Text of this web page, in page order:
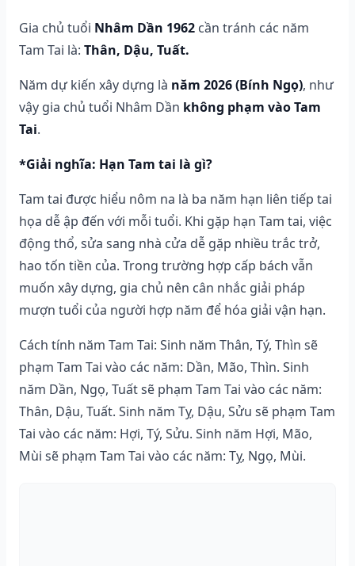
Gia chủ tuổi Nhâm Dần 1962 cần tránh các năm
Tam Tai là: Thân, Dậu, Tuất.
Năm dự kiến xây dựng là năm 2026 (Bính Ngọ), như
vậy gia chủ tuổi Nhâm Dần không phạm vào Tam
Tai.
*Giải nghĩa: Hạn Tam tai là gì?
Tam tai được hiểu nôm na là ba năm hạn liên tiếp tai
họa dễ ập đến với mỗi tuổi. Khi gặp hạn Tam tai, việc
động thổ, sửa sang nhà cửa dễ gặp nhiều trắc trở,
hao tốn tiền của. Trong trường hợp cấp bách vẫn
muốn xây dựng, gia chủ nên cân nhắc giải pháp
mượn tuổi của người hợp năm để hóa giải vận hạn.
Cách tính năm Tam Tai: Sinh năm Thân, Tý, Thìn sẽ
phạm Tam Tai vào các năm: Dần, Mão, Thìn. Sinh
năm Dần, Ngọ, Tuất sẽ phạm Tam Tai vào các năm:
Thân, Dậu, Tuất. Sinh năm Tỵ, Dậu, Sửu sẽ phạm Tam
Tai vào các năm: Hợi, Tý, Sửu. Sinh năm Hợi, Mão,
Mùi sẽ phạm Tam Tai vào các năm: Tỵ, Ngọ, Mùi.